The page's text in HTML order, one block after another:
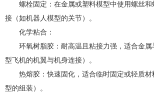
螺栓固定：在金属或塑料模型中使用螺丝和
接（如机器人模型的关节）。
化学粘合：
环氧树脂胶：耐高温且粘接力强，适合金属
型飞机的机翼与机身连接）。
热熔胶：快速固化，适合临时固定或轻质材
型的组装）。